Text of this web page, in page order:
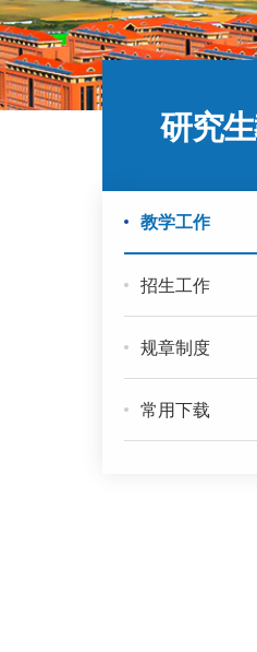
研究
教学工作
招生工作
规章制度
常用下载